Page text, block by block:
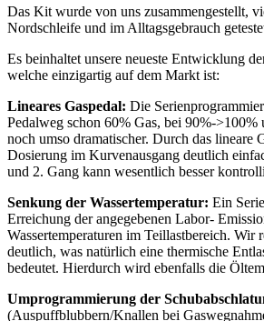
Das Kit wurde von uns zusammengestellt,
Nordschleife und im Alltagsgebrauch
Es beinhaltet unsere neueste Entwicklung
welche einzigartig auf dem Markt ist:
Lineares Gaspedal: Die
Pedalweg schon 60% Gas, bei 90%->100%
noch umso dramatischer. Durch das lineare
Dosierung im Kurvenausgang deutlich
und 2. Gang kann wesentlich besser
Senkung der Wassertemperatur: Ein
Erreichung der angegebenen Labor-
Wassertemperaturen im Teillastbereich. Wir
deutlich, was natürlich eine thermische
bedeutet. Hierdurch wird ebenfalls die
Umprogrammierung der
(Auspuffblubbern/Knallen bei